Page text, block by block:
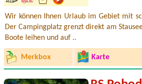
Wir können Ihnen Urlaub im Gebiet mit
Der Campingplatz grenzt direkt am
Boote leihen und auf ..
Merkbox Karte